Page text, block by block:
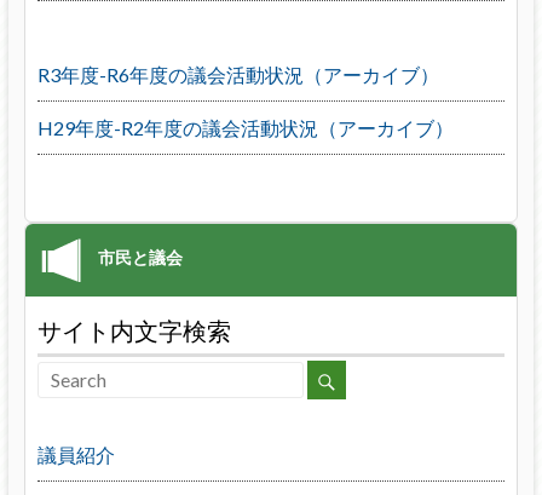
R3年度-R6年度の議会活動状況（アーカイブ）
H29年度-R2年度の議会活動状況（アーカイブ）
サイト内文字検索
議員紹介